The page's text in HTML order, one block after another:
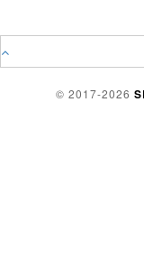
© 2017-2026